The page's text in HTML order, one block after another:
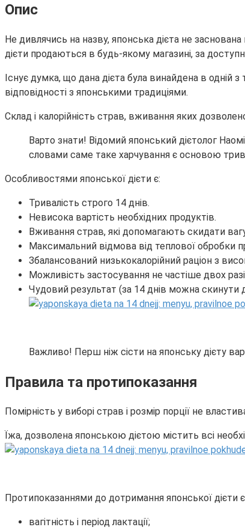
Опис
Не дивлячись на назву, японська дієта не
дієти продаються в будь-якому магазині, за
Існує думка, що дана дієта була винайдена в одній
відповідності з японськими традиціями.
Склад і калорійність страв, вживання яких
Варто знати! Відомий японський дієтолог
словами саме таке харчування є основою
Особливостями японської дієти є:
Тривалість строго 14 днів.
Невисока вартість необхідних продуктів.
Вживання страв, які допомагають скидати
Максимальний відмова від теплової обробки
Збалансований низькокалорійний раціон з
Можливість застосування не частіше двох
Чудовий результат (за 14 днів можна скинути
Важливо! Перш ніж сісти на японську дієту
Правила та протипоказання
Помірність у виборі страв і розмір порції не
Їжа, дозволена японською дієтою містить всі
Протипоказаннями до дотримання японської дієти
вагітність і період лактації;